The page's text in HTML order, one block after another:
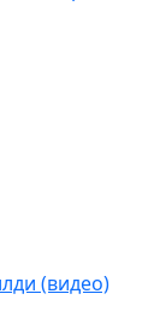
(видео)